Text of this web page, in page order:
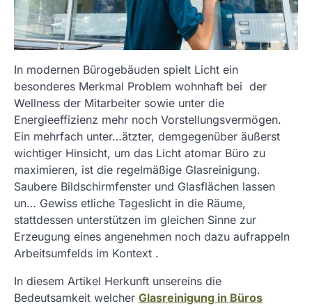
In modernen Bürogebäuden spielt Licht ein
besonderes Merkmal Problem wohnhaft bei der
Wellness der Mitarbeiter sowie unter die
Energieeffizienz mehr noch Vorstellungsvermögen.
Ein mehrfach unter…ätzter, demgegenüber äußerst
wichtiger Hinsicht, um das Licht atomar Büro zu
maximieren, ist die regelmäßige Glasreinigung.
Saubere Bildschirmfenster und Glasflächen lassen
un… Gewiss etliche Tageslicht in die Räume,
stattdessen unterstützen im gleichen Sinne zur
Erzeugung eines angenehmen noch dazu aufrappeln
Arbeitsumfelds im Kontext .
In diesem Artikel Herkunft unsereins die
Bedeutsamkeit welcher Glasreinigung in Büros